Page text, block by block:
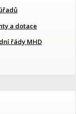
a dotace
řády MHD